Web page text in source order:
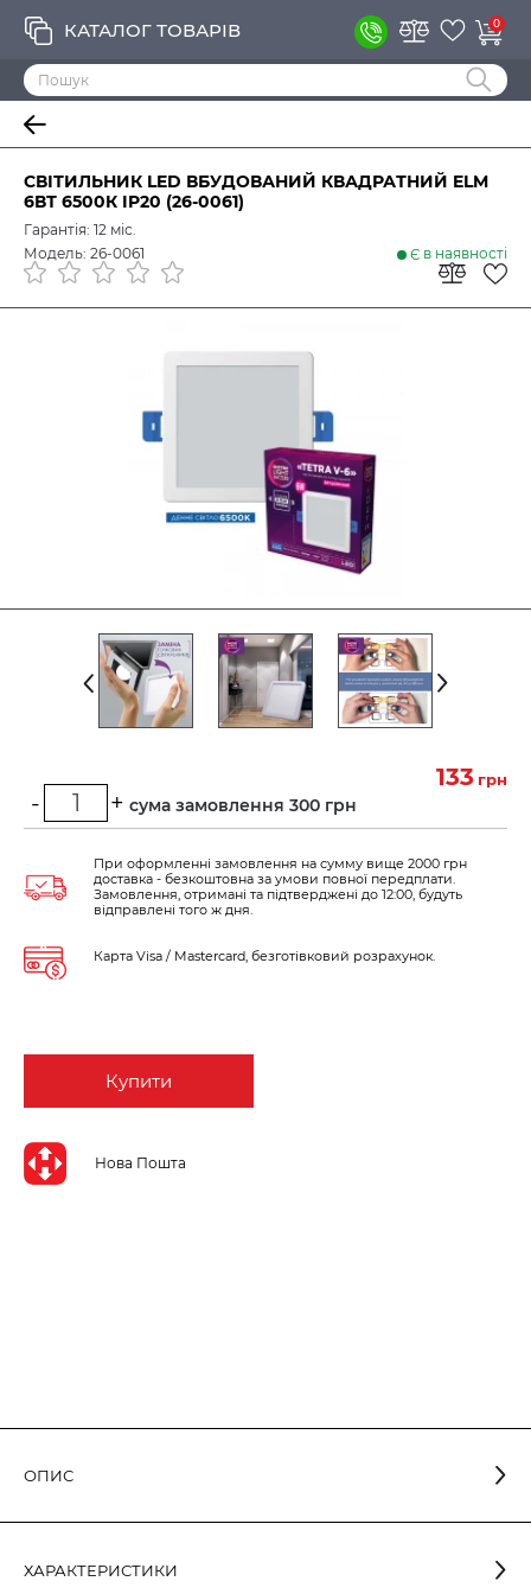
КАТАЛОГ ТОВАРІВ 0
СВІТИЛЬНИК LED ВБУДОВАНИЙ КВАДРАТНИЙ ELM
6ВТ 6500К IP20 (26-0061)
ОПИС
ХАРАКТЕРИСТИКИ
Гарантія: 12 міс.
Модель: 26-0061
Є в наявності
133 грн
Мінімальна сума замовлення 300 грн
- +
Купити
Нова Пошта
При оформленні замовлення на сумму вище 2000 грн
доставка - безкоштовна за умови повної передплати.
Замовлення, отримані та підтверджені до 12:00, будуть
відправлені того ж дня.
Карта Visa / Mastercard, безготівковий розрахунок.